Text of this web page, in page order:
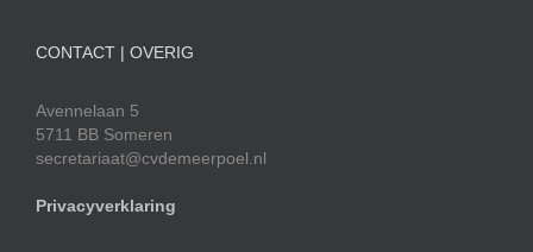
CONTACT | OVERIG
Avennelaan 5
5711 BB Someren
secretariaat@cvdemeerpoel.nl
Privacyverklaring